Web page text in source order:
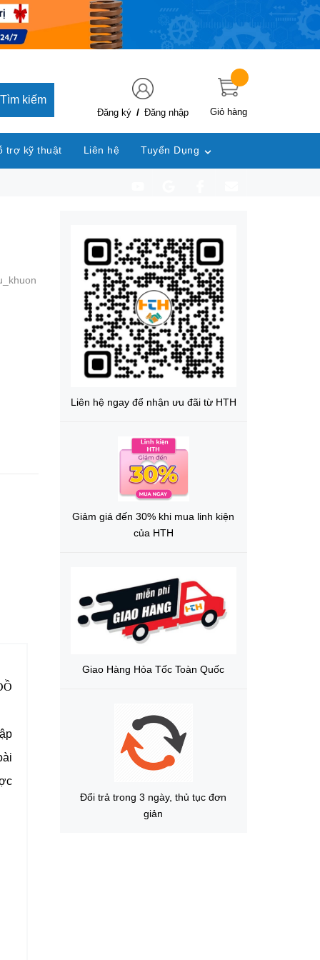
Giỏ hàng
Đăng ký / Đăng nhập
Tìm kiếm
trợ kỹ thuật Liên hệ Tuyển Dụng
Liên hệ ngay để nhận ưu đãi từ HTH
Giảm giá đến 30% khi mua linh kiện
của HTH
Giao Hàng Hỏa Tốc Toàn Quốc
Đổi trả trong 3 ngày, thủ tục đơn
giản